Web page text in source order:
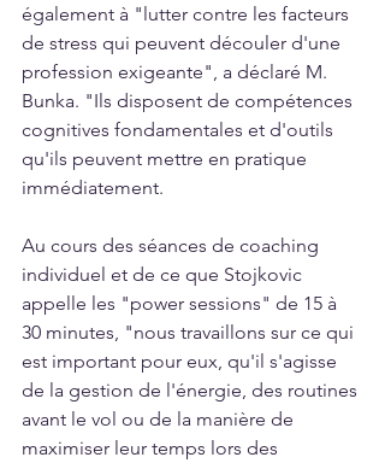
également à "lutter contre les facteurs
de stress qui peuvent découler d'une
profession exigeante", a déclaré M.
Bunka. "Ils disposent de compétences
cognitives fondamentales et d'outils
qu'ils peuvent mettre en pratique
immédiatement.
Au cours des séances de coaching
individuel et de ce que Stojkovic
appelle les "power sessions" de 15 à
30 minutes, "nous travaillons sur ce qui
est important pour eux, qu'il s'agisse
de la gestion de l'énergie, des routines
avant le vol ou de la manière de
maximiser leur temps lors des